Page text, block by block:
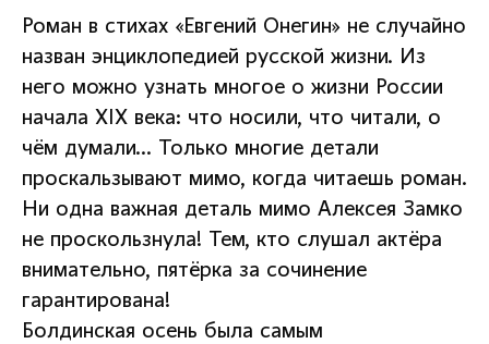
Роман в стихах «Евгений Онегин» не случайно
назван энциклопедией русской жизни. Из
него можно узнать многое о жизни России
начала XIX века: что носили, что читали, о
чём думали… Только многие детали
проскальзывают мимо, когда читаешь роман.
Ни одна важная деталь мимо Алексея Замко
не проскользнула! Тем, кто слушал актёра
внимательно, пятёрка за сочинение
гарантирована!
Болдинская осень была самым